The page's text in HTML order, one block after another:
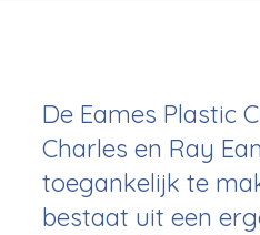
De Eames Plastic
Charles en Ray
toegankelijk te
bestaat uit een